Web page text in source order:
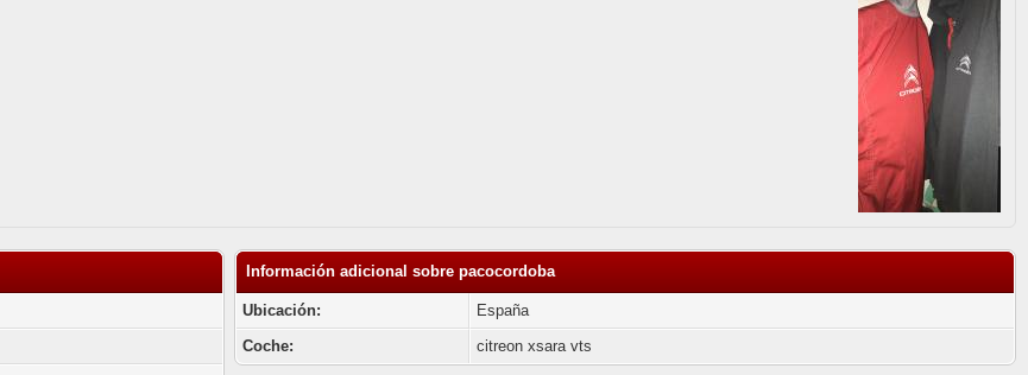
Información adicional sobre pacocordoba
Ubicación:
España
Coche:
citreon xsara vts